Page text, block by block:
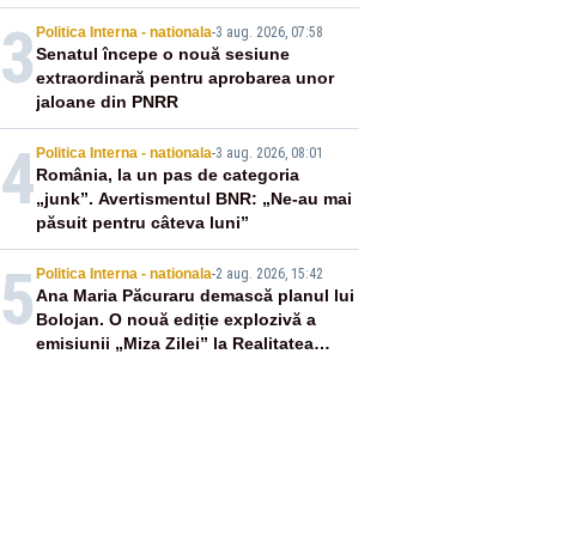
3 Politica Interna - nationala-3 aug. 2026, 07:58
Senatul începe o nouă sesiune
extraordinară pentru aprobarea unor
jaloane din PNRR
4 Politica Interna - nationala-3 aug. 2026, 08:01
România, la un pas de categoria
„junk”. Avertismentul BNR: „Ne-au mai
păsuit pentru câteva luni”
5 Politica Interna - nationala-2 aug. 2026, 15:42
Ana Maria Păcuraru demască planul lui
Bolojan. O nouă ediție explozivă a
emisiunii „Miza Zilei” la Realitatea